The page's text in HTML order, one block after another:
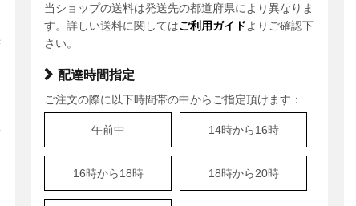
当ショップの送料は発送先の都道府県により異なりま
す。詳しい送料に関してはご利用ガイドよりご確認下
さい。
配達時間指定
ご注文の際に以下時間帯の中からご指定頂けます：
午前中 14時から16時
16時から18時 18時から20時